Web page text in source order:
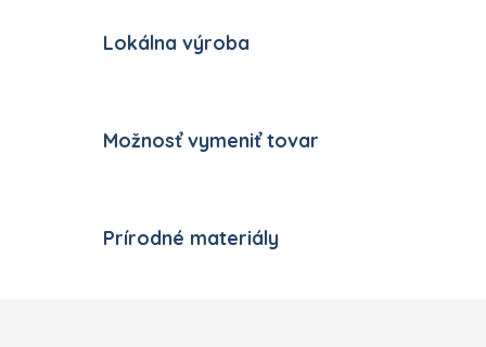
Lokálna výroba
Možnosť vymeniť tovar
Prírodné materiály